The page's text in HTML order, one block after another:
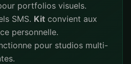
portfolios visuels.
SMS. Kit convient aux
personnelle.
pour studios multi-